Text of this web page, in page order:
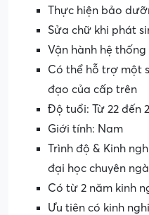
Thực hiện bảo
Sửa chữ khi phát
Vận hành hệ
Có thể hỗ trợ một
đạo của cấp trên
Độ tuổi: Từ 22 đến
Giới tính: Nam
Trình độ & Kinh
đại học chuyên
Có từ 2 năm kinh
Ưu tiên có kinh